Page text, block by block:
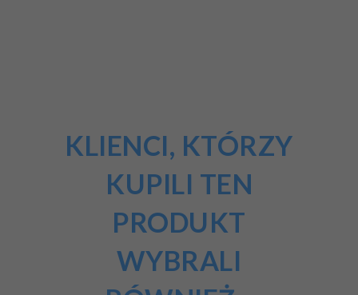
KLIENCI, KTÓRZY
KUPILI TEN
PRODUKT
WYBRALI